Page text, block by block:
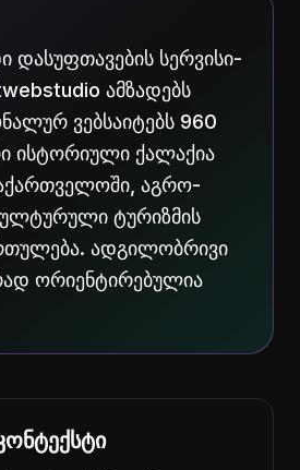
დასუფთავების სერვისი-
ამზადებს
ვებსაიტებს 960
ისტორიული ქალაქია
აგრო-
ტურიზმის
ადგილობრივი
ორიენტირებულია